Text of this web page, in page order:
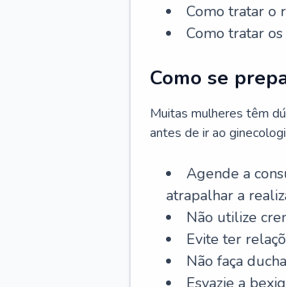
Como tratar o
Como tratar
Como se
Muitas mulheres têm
antes de ir ao
Agende a
atrapalhar a
Não utilize
Evite ter
Não faça
Esvazie a